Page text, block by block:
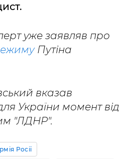
уже заявляв про
Путіна
вказав
України момент від
"ЛДНР".
Росії